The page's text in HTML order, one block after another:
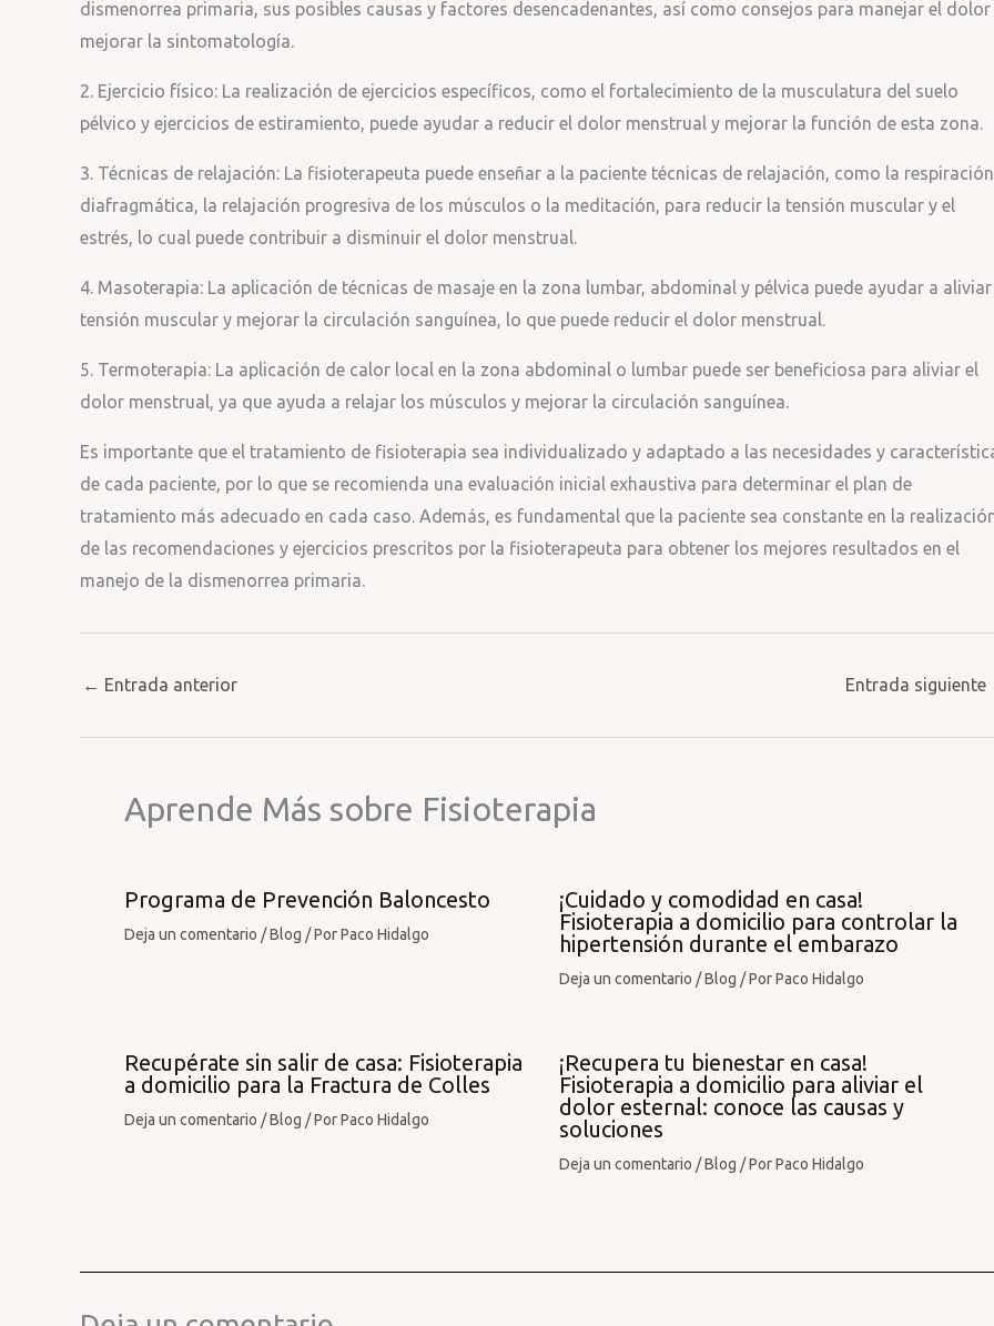
dismenorrea primaria, sus posibles causas y factores desencadenantes, así como consejos para manejar el dolor
mejorar la sintomatología.
2. Ejercicio físico: La realización de ejercicios específicos, como el fortalecimiento de la musculatura del suelo
pélvico y ejercicios de estiramiento, puede ayudar a reducir el dolor menstrual y mejorar la función de esta zona.
3. Técnicas de relajación: La fisioterapeuta puede enseñar a la paciente técnicas de relajación, como la respiración
diafragmática, la relajación progresiva de los músculos o la meditación, para reducir la tensión muscular y el
estrés, lo cual puede contribuir a disminuir el dolor menstrual.
4. Masoterapia: La aplicación de técnicas de masaje en la zona lumbar, abdominal y pélvica puede ayudar a
tensión muscular y mejorar la circulación sanguínea, lo que puede reducir el dolor menstrual.
5. Termoterapia: La aplicación de calor local en la zona abdominal o lumbar puede ser beneficiosa para aliviar el
dolor menstrual, ya que ayuda a relajar los músculos y mejorar la circulación sanguínea.
Es importante que el tratamiento de fisioterapia sea individualizado y adaptado a las necesidades y
de cada paciente, por lo que se recomienda una evaluación inicial exhaustiva para determinar el plan de
tratamiento más adecuado en cada caso. Además, es fundamental que la paciente sea constante en la
de las recomendaciones y ejercicios prescritos por la fisioterapeuta para obtener los mejores resultados en el
manejo de la dismenorrea primaria.
← Entrada anterior Entrada siguiente
Aprende Más sobre Fisioterapia
Programa de Prevención Baloncesto
Deja un comentario /Blog / PorPaco Hidalgo
¡Cuidado y comodidad en casa!
Fisioterapia a domicilio para controlar la
hipertensión durante el embarazo
Deja un comentario /Blog / PorPaco Hidalgo
Recupérate sin salir de casa: Fisioterapia
a domicilio para la Fractura de Colles
Deja un comentario /Blog / PorPaco Hidalgo
¡Recupera tu bienestar en casa!
Fisioterapia a domicilio para aliviar el
dolor esternal: conoce las causas y
soluciones
Deja un comentario /Blog / PorPaco Hidalgo